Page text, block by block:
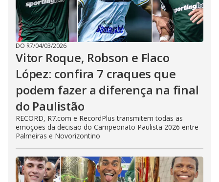
DO R7/04/03/2026
Vitor Roque, Robson e Flaco
López: confira 7 craques que
podem fazer a diferença na final
do Paulistão
RECORD, R7.com e RecordPlus transmitem todas as
emoções da decisão do Campeonato Paulista 2026 entre
Palmeiras e Novorizontino